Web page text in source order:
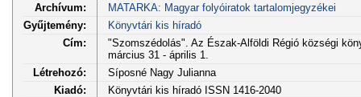
Archívum:
MATARKA: Magyar folyóiratok tartalomjegyzékei
Gyűjtemény:
Könyvtári kis híradó
Cím:
"Szomszédolás". Az Észak-Alföldi Régió községi
március 31 - április 1.
Létrehozó:
Síposné Nagy Julianna
Kiadó:
Könyvtári kis híradó ISSN 1416-2040